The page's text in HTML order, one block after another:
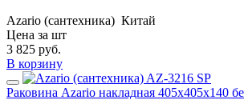
Azario (сантехника) Китай
Цена за шт
3 825 руб.
В корзину
Раковина Azario накладная 405х405х140